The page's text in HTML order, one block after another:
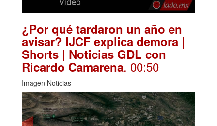
¿Por qué tardaron un año en
avisar? IJCF explica demora |
Shorts | Noticias GDL con
Ricardo Camarena. 00:50
Imagen Noticias